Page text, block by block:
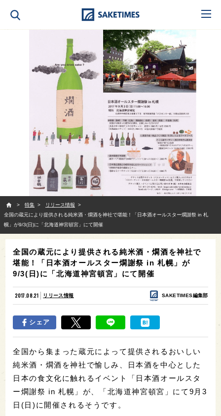
特集
リリース情報
全国の蔵元により提供される純米酒・燗酒を神社で堪能！「日本酒オールスター燗謝祭 in 札
幌」が9/3(日)に「北海道神宮頓宮」にて開催
全国の蔵元により提供される純米酒・燗酒を神社で
堪能！「日本酒オールスター燗謝祭 in 札幌」が
9/3(日)に「北海道神宮頓宮」にて開催
2017.08.21 リリース情報 SAKETIMES編集部
シェア
全国から集まった蔵元によって提供されるおいしい
純米酒・燗酒を神社で愉しみ、日本酒を中心とした
日本の食文化に触れるイベント「日本酒オールスタ
ー燗謝祭 in 札幌」が、「北海道神宮頓宮」にて9月3
日(日)に開催されるそうです。